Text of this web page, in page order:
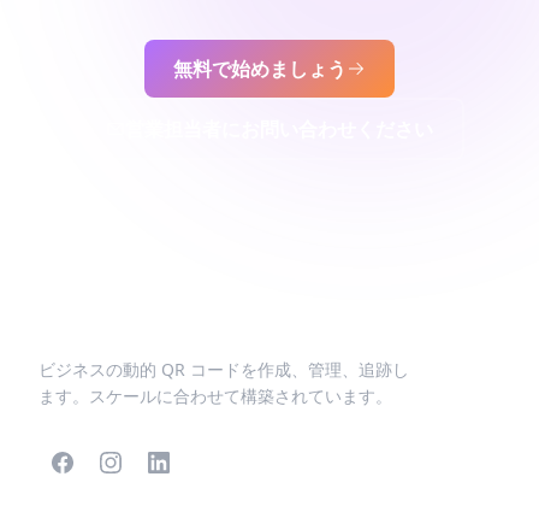
無料で始めましょう
ビジネスの動的 QR コードを作成、管理、追跡し
ます。スケールに合わせて構築されています。